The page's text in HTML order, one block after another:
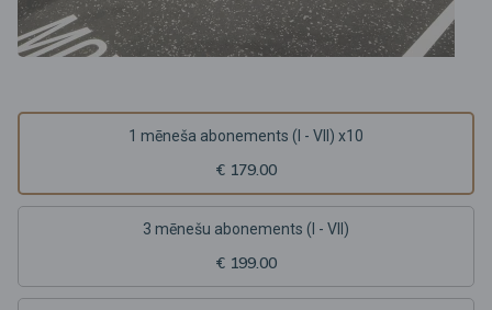
1 mēneša abonements (I - VII) x10
€ 179.00
3 mēnešu abonements (I - VII)
€ 199.00